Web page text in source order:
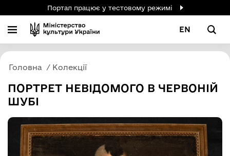
Портал працює у тестовому режимі
EN
Головна Колекції
ПОРТРЕТ НЕВІДОМОГО В ЧЕРВОНІЙ
ШУБІ